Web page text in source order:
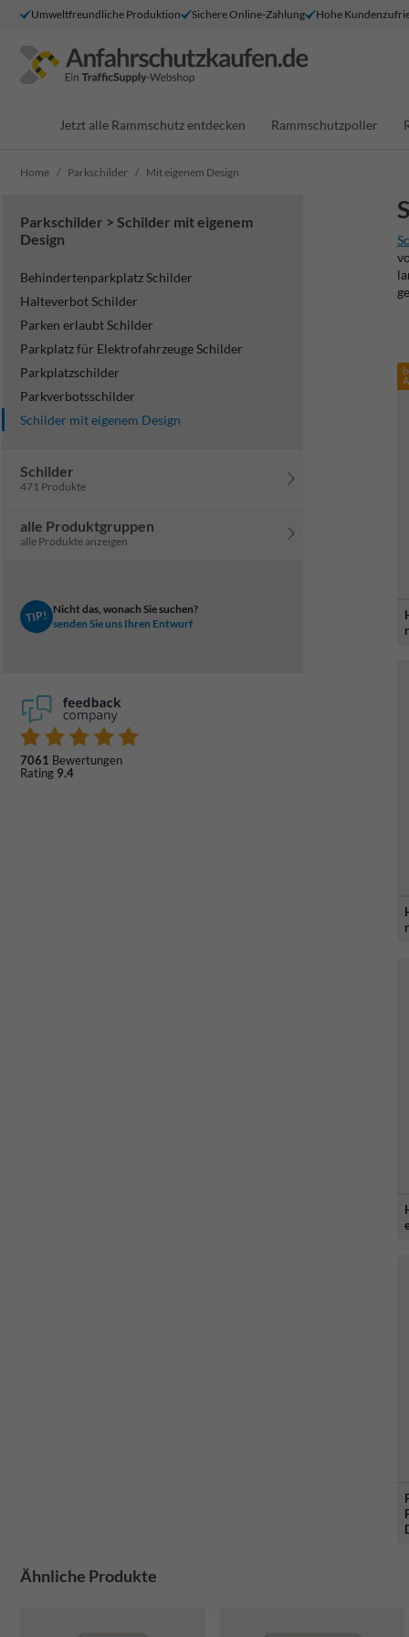
Umweltfreundliche Produktion Sichere Online-Zahlung Hohe
Jetzt alle Rammschutz entdecken Rammschutzpoller
Home Parkschilder Mit eigenem Design
Parkschilder > Schilder mit eigenem
Design
Behindertenparkplatz Schilder
Halteverbot Schilder
Parken erlaubt Schilder
Parkplatz für Elektrofahrzeuge Schilder
Parkplatzschilder
Parkverbotsschilder
Schilder mit eigenem Design
Schilder
471 Produkte
alle Produktgruppen
alle Produkte anzeigen
TIP! Nicht das, wonach Sie suchen?
senden Sie uns Ihren Entwurf
7061 Bewertungen
Rating 9.4
Ähnliche Produkte